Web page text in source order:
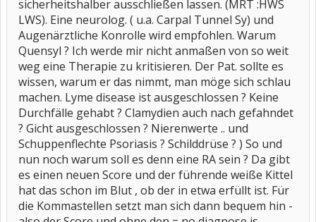
gefunden werden, die auf eine r.A. schließen lassen. Fibromyalgie
wurde ausgeschlossen bei 4 postiven Tender Points.
Den Beruf als Altenpflegerin musste ich gleich wieder aufgeben,
weil ich mit den Schmerzen nicht klar kam. Nun habe ich wieder
einen Teilzeitjob, bei dem ich immer auf den Beinen bin. Mich
plagen Gelenksschmerzen in den Fingergelenken, Zehengelenken,
im Sprunggelenk re, und in den Ellbogen. Zusätzlich habe ich - vor
allem in Ruhe - starke Muskelschmerzen, die ziehen in beide Beine
und lassen mich die Beine nicht ruhig halten. Wäsche aufhängen
geht sehr schlecht, weil das schmerzt und mir die Arme lahm
werden. Mir kommt es vor, wie wenn sich die Muskeln einfach nicht
mehr trainieren lassen. Obwohl ich beruflich viel auf den Beinen
bin, schmerzt täglich alles. Fibromyalgie wird von allen Ärzten
abgetan - obwohl jetzt so gut wie alle Tender Points positiv sind.
Fibromyalgie sei nur ein Begriff, hörte ich letztens von der Ärztin.
Nun wurde im Oktober 2x200 mg Quensyl angesetzt um über das
Medikament zur Diagnose zu kommen. Begleitend anfangs mit 5
mg Prednisolon bis das Quensyl greift. Ich hab dann nach 3
Monaten eine Besserung festgestellt. Mittlerweile spüre ich aber,
sicherheitshalber ausschließen lassen. (MRT :HWS
LWS). Eine neurolog. ( u.a. Carpal Tunnel Sy) und
Augenärztliche Konrolle wird empfohlen. Warum
Quensyl ? Ich werde mir nicht anmaßen von so weit
weg eine Therapie zu kritisieren. Der Pat. sollte es
wissen, warum er das nimmt, man möge sich schlau
machen. Lyme disease ist ausgeschlossen ? Keine
Durchfälle gehabt ? Clamydien auch nach gefahndet
? Gicht ausgeschlossen ? Nierenwerte .. und
Schuppenflechte Psoriasis ? Schilddrüse ? ) So und
nun noch warum soll es denn eine RA sein ? Da gibt
es einen neuen Score und der führende weiße Kittel
hat das schon im Blut , ob der in etwa erfüllt ist. Für
die Kommastellen setzt man sich dann bequem hin -